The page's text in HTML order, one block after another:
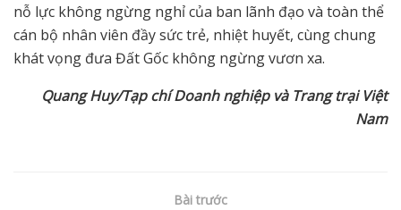
nỗ lực không ngừng nghỉ của ban lãnh đạo và toàn thể
cán bộ nhân viên đầy sức trẻ, nhiệt huyết, cùng chung
khát vọng đưa Đất Gốc không ngừng vươn xa.
Quang Huy/Tạp chí Doanh nghiệp và Trang trại Việt
Nam
Bài trước